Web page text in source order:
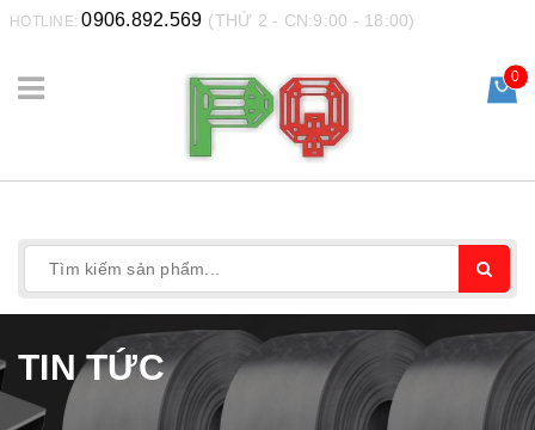
HOTLINE:0906.892.569 (THỨ 2 - CN:9:00 - 18:00)
0
TIN TỨC